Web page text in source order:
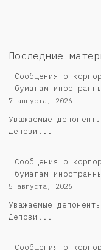
Последние
Сообщения о
бумагам
7 августа, 2026
Уважаемые
Депози...
Сообщения о
бумагам
5 августа, 2026
Уважаемые
Депози...
Cообщения о